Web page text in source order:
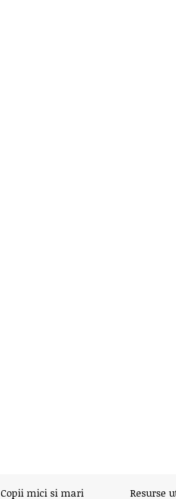
Copii mici si mari Resurse